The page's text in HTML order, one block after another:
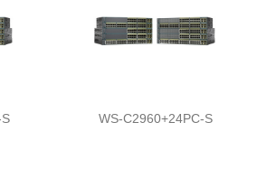
WS-C2960+24PC-S